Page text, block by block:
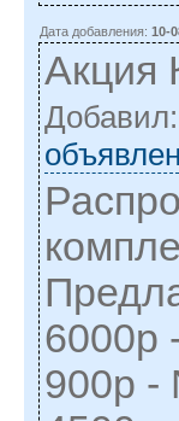
Дата добавления:10-
Акция
6000р
900р -